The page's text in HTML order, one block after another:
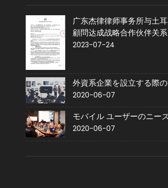
广东杰律律师事务所与土
顧問达成战略合作伙伴关系
2023-07-24
外資系企業を設立する際
2020-06-07
モバイル ユーザーのニー
2020-06-07